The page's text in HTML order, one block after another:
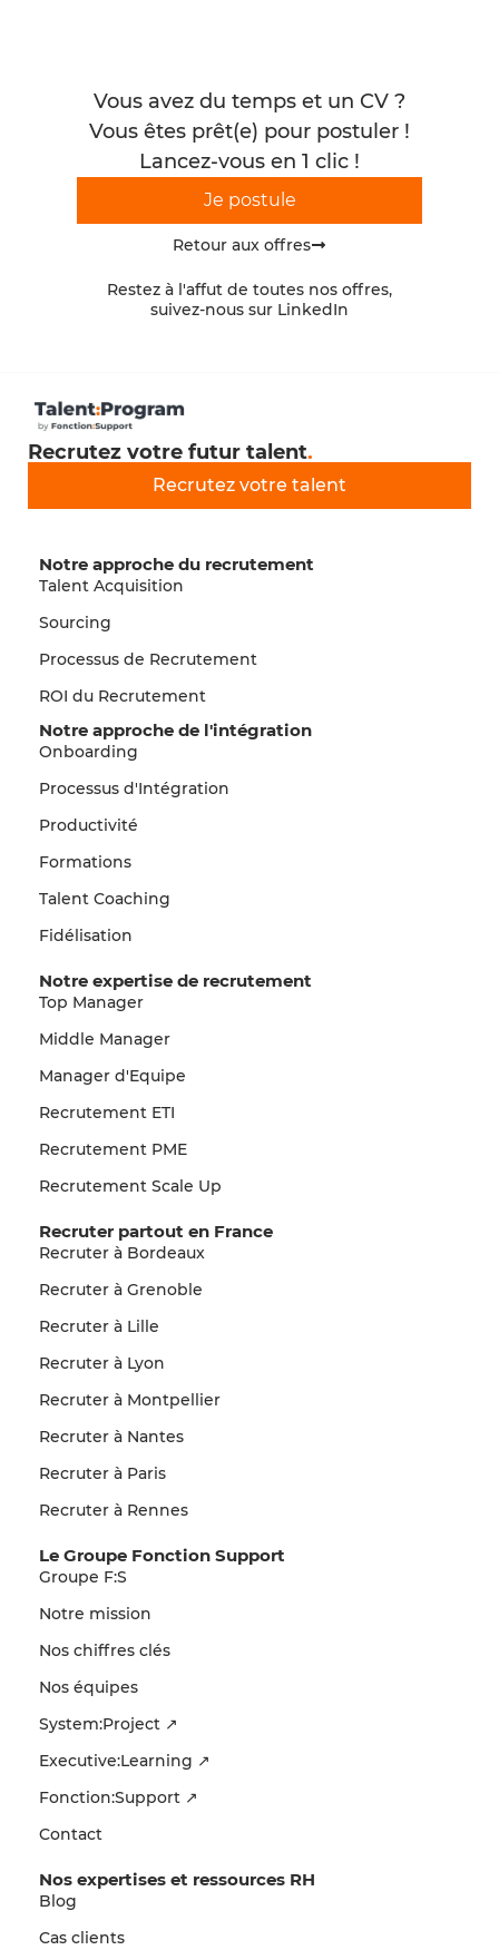
Vous avez du temps et un CV ?
Vous êtes prêt(e) pour postuler !
Lancez-vous en 1 clic !
Je postule
Retour aux offres
Restez à l'affut de toutes nos offres,
suivez-nous sur LinkedIn
Recrutez votre futur talent.
Recrutez votre talent
Notre approche du recrutement
Talent Acquisition
Sourcing
Processus de Recrutement
ROI du Recrutement
Notre approche de l'intégration
Onboarding
Processus d'Intégration
Productivité
Formations
Talent Coaching
Fidélisation
Nos expertises et ressources RH
Blog
Cas clients
Notre expertise de recrutement
Top Manager
Middle Manager
Manager d'Equipe
Recrutement ETI
Recrutement PME
Recrutement Scale Up
Recruter partout en France
Recruter à Bordeaux
Recruter à Grenoble
Recruter à Lille
Recruter à Lyon
Recruter à Montpellier
Recruter à Nantes
Recruter à Paris
Recruter à Rennes
Le Groupe Fonction Support
Groupe F:S
Notre mission
Nos chiffres clés
Nos équipes
System:Project ↗
Executive:Learning ↗
Fonction:Support ↗
Contact